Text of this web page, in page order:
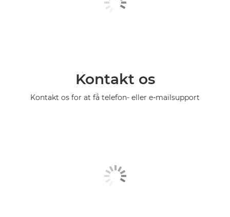
Kontakt os
Kontakt os for at få telefon- eller e-mailsupport